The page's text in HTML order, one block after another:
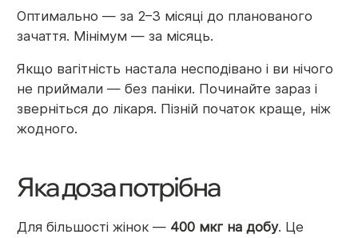
Оптимально — за 2–3 місяці до планованого
зачаття. Мінімум — за місяць.
Якщо вагітність настала несподівано і ви нічого
не приймали — без паніки. Починайте зараз і
зверніться до лікаря. Пізній початок краще, ніж
жодного.
Яка доза потрібна
Для більшості жінок — 400 мкг на добу. Це